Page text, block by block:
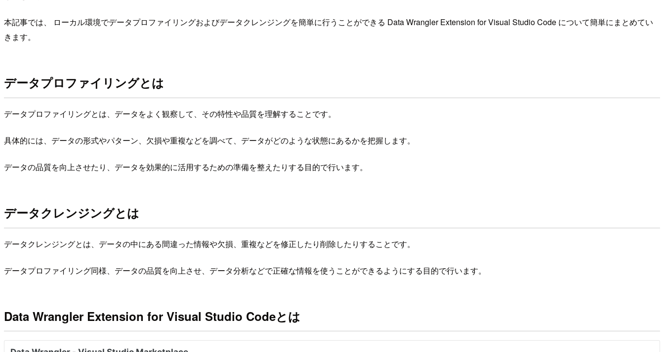
本記事では、 ローカル環境でデータプロファイリングおよびデータクレンジングを簡単に行うことができる Data Wrangler Extension for Visual Studio Code について簡単にまとめてい
きます。
データプロファイリングとは
データプロファイリングとは、データをよく観察して、その特性や品質を理解することです。
具体的には、データの形式やパターン、欠損や重複などを調べて、データがどのような状態にあるかを把握します。
データの品質を向上させたり、データを効果的に活用するための準備を整えたりする目的で行います。
データクレンジングとは
データクレンジングとは、データの中にある間違った情報や欠損、重複などを修正したり削除したりすることです。
データプロファイリング同様、データの品質を向上させ、データ分析などで正確な情報を使うことができるようにする目的で行います。
Data Wrangler Extension for Visual Studio Codeとは